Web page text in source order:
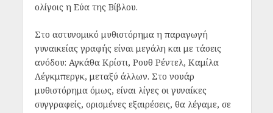
ολίγοις η Εύα της Βίβλου.
Στο αστυνομικό μυθιστόρημα η παραγωγή
γυναικείας γραφής είναι μεγάλη και με τάσεις
ανόδου: Αγκάθα Κρίστι, Ρουθ Ρέντελ, Καμίλα
Λέγκμπεργκ, μεταξύ άλλων. Στο νουάρ
μυθιστόρημα όμως, είναι λίγες οι γυναίκες
συγγραφείς, ορισμένες εξαιρέσεις, θα λέγαμε, σε